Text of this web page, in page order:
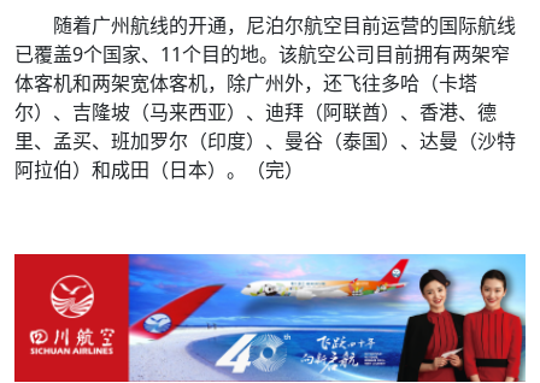
随着广州航线的开通，尼泊尔航空目前运营的国际航线
已覆盖9个国家、11个目的地。该航空公司目前拥有两架窄
体客机和两架宽体客机，除广州外，还飞往多哈（卡塔
尔）、吉隆坡（马来西亚）、迪拜（阿联酋）、香港、德
里、孟买、班加罗尔（印度）、曼谷（泰国）、达曼（沙特
阿拉伯）和成田（日本）。（完）